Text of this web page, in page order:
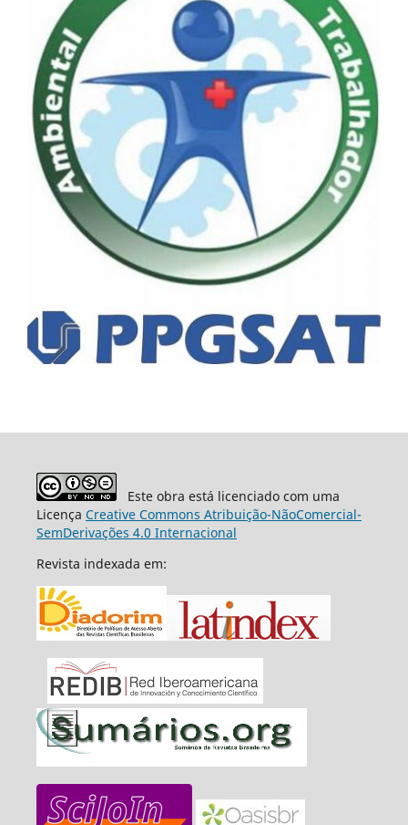
Este obra está licenciado com uma
Licença Creative Commons Atribuição-NãoComercial-
SemDerivações 4.0 Internacional
Revista indexada em: